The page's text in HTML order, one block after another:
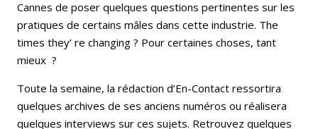
Cannes de poser quelques questions pertinentes sur les
pratiques de certains mâles dans cette industrie. The
times they’ re changing ? Pour certaines choses, tant
mieux ?
Toute la semaine, la rédaction d’En-Contact ressortira
quelques archives de ses anciens numéros ou réalisera
quelques interviews sur ces sujets. Retrouvez quelques